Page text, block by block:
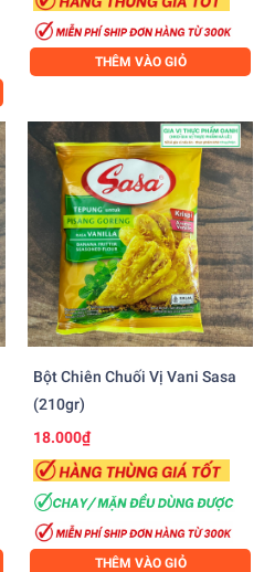
THÊM VÀO GIỎ
Bột Chiên Chuối Vị Vani Sasa
(210gr)
18.000₫
THÊM VÀO GIỎ